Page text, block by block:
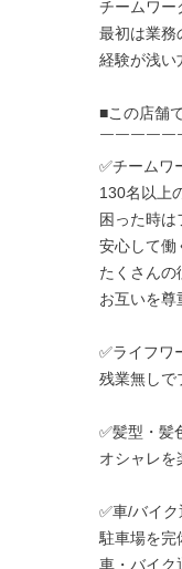
チームワー
最初は業務
経験が浅い
■この店舗
￣￣￣￣￣
✅チームワ
130名以上
困った時は
安心して働
たくさんの
お互いを尊
✅ライフワ
残業無しで
✅髪型・髪
オシャレを
✅車/バイ
駐車場を完
車・バイク